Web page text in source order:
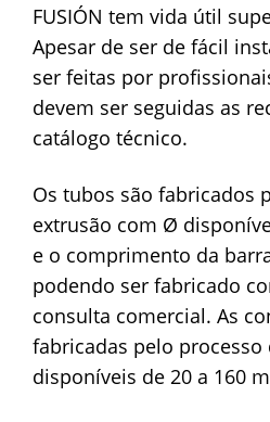
FUSIÓN tem vida útil
Apesar de ser de fácil
ser feitas por
devem ser seguidas as
catálogo técnico.
Os tubos são fabricados
extrusão com Ø
e o comprimento da
podendo ser fabricado
consulta comercial. As
fabricadas pelo
disponíveis de 20 a 160